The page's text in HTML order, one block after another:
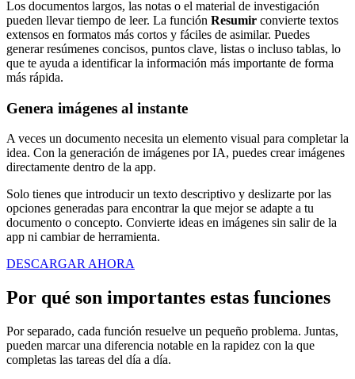
Los documentos largos, las notas o el material de investigación
pueden llevar tiempo de leer. La función Resumir convierte textos
extensos en formatos más cortos y fáciles de asimilar. Puedes
generar resúmenes concisos, puntos clave, listas o incluso tablas, lo
que te ayuda a identificar la información más importante de forma
más rápida.
Genera imágenes al instante
A veces un documento necesita un elemento visual para completar la
idea. Con la generación de imágenes por IA, puedes crear imágenes
directamente dentro de la app.
Solo tienes que introducir un texto descriptivo y deslizarte por las
opciones generadas para encontrar la que mejor se adapte a tu
documento o concepto. Convierte ideas en imágenes sin salir de la
app ni cambiar de herramienta.
DESCARGAR AHORA
Por qué son importantes estas funciones
Por separado, cada función resuelve un pequeño problema. Juntas,
pueden marcar una diferencia notable en la rapidez con la que
completas las tareas del día a día.